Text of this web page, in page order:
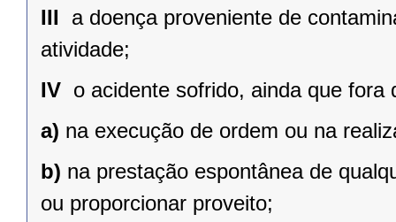
III 
a doença proveniente de
atividade;
IV  o acidente sofrido, ainda que fora
a) na execução de ordem ou na
b) na prestação espontânea de
ou proporcionar proveito;